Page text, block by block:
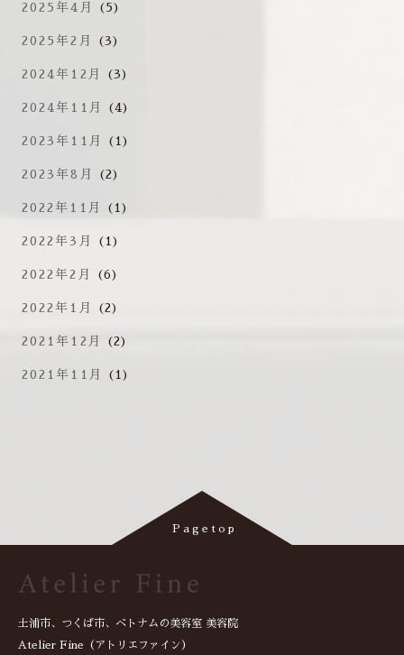
2025年4月 (5)
2025年2月 (3)
2024年12月 (3)
2024年11月 (4)
2023年11月 (1)
2023年8月 (2)
2022年11月 (1)
2022年3月 (1)
2022年2月 (6)
2022年1月 (2)
2021年12月 (2)
2021年11月 (1)
土浦市、つくば市、ベトナムの美容室 美容院
Atelier Fine（アトリエファイン）